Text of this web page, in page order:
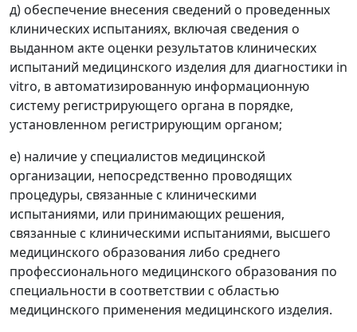
д) обеспечение внесения сведений о проведенных
клинических испытаниях, включая сведения о
выданном акте оценки результатов клинических
испытаний медицинского изделия для диагностики in
vitro, в автоматизированную информационную
систему регистрирующего органа в порядке,
установленном регистрирующим органом;
е) наличие у специалистов медицинской
организации, непосредственно проводящих
процедуры, связанные с клиническими
испытаниями, или принимающих решения,
связанные с клиническими испытаниями, высшего
медицинского образования либо среднего
профессионального медицинского образования по
специальности в соответствии с областью
медицинского применения медицинского изделия.